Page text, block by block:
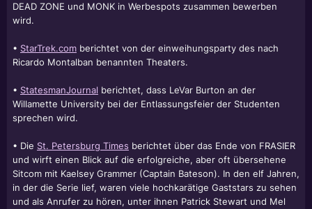
DEAD ZONE und MONK in Werbespots zusammen bewerben
wird.
• StarTrek.com berichtet von der einweihungsparty des nach
Ricardo Montalban benannten Theaters.
• StatesmanJournal berichtet, dass LeVar Burton an der
Willamette University bei der Entlassungsfeier der Studenten
sprechen wird.
• Die St. Petersburg Times berichtet über das Ende von FRASIER
und wirft einen Blick auf die erfolgreiche, aber oft übersehene
Sitcom mit Kaelsey Grammer (Captain Bateson). In den elf Jahren,
in der die Serie lief, waren viele hochkarätige Gaststars zu sehen
und als Anrufer zu hören, unter ihnen Patrick Stewart und Mel